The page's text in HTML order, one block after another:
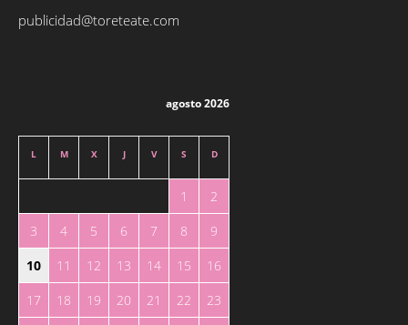
publicidad@toreteate.com
agosto 2026
L M X J V S D
1
2
3
4 5 6 7 8
9
10
11 12 13 14 15
16
17
18 19 20 21 22
23